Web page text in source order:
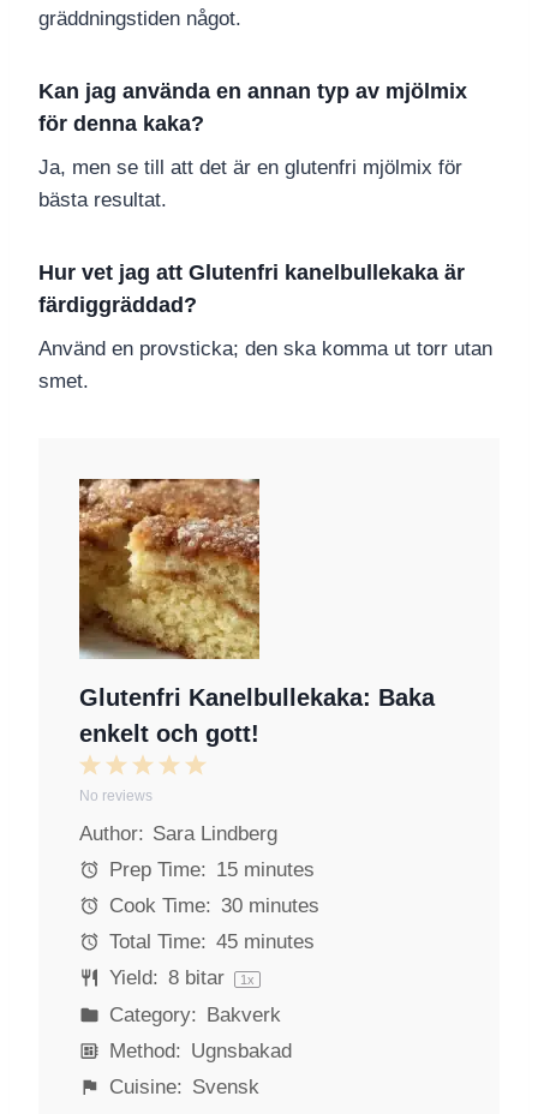
gräddningstiden något.
Kan jag använda en annan typ av mjölmix
för denna kaka?
Ja, men se till att det är en glutenfri mjölmix för
bästa resultat.
Hur vet jag att Glutenfri kanelbullekaka är
färdiggräddad?
Använd en provsticka; den ska komma ut torr utan
smet.
Glutenfri Kanelbullekaka: Baka
enkelt och gott!
5
t
r
4
t
a
r
s
3
t
a
r
s
2
S
t
a
r
s
1
S
t
a
No reviews
Author: Sara Lindberg
Prep Time: 15 minutes
Cook Time: 30 minutes
Total Time: 45 minutes
Yield: 8bitar 1x
Category: Bakverk
Method: Ugnsbakad
Cuisine: Svensk